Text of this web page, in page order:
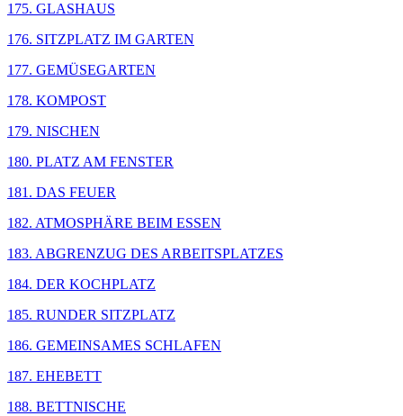
175. GLASHAUS
176. SITZPLATZ IM GARTEN
177. GEMÜSEGARTEN
178. KOMPOST
179. NISCHEN
180. PLATZ AM FENSTER
181. DAS FEUER
182. ATMOSPHÄRE BEIM ESSEN
183. ABGRENZUG DES ARBEITSPLATZES
184. DER KOCHPLATZ
185. RUNDER SITZPLATZ
186. GEMEINSAMES SCHLAFEN
187. EHEBETT
188. BETTNISCHE